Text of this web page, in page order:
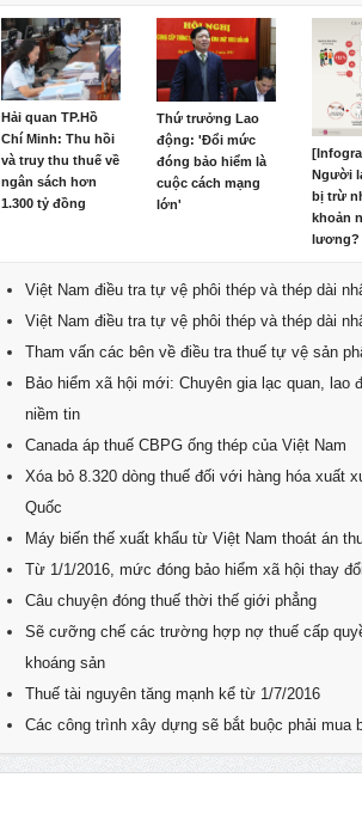
Hải quan TP.Hồ
Chí Minh: Thu hồi
và truy thu thuế về
ngân sách hơn
1.300 tỷ đồng
Thứ trưởng Lao
động: 'Đổi mức
đóng bảo hiểm là
cuộc cách mạng
lớn'
Người
bị trừ
khoản
lương?
Việt Nam điều tra tự vệ phôi thép và thép dài
Việt Nam điều tra tự vệ phôi thép và thép dài
Tham vấn các bên về điều tra thuế tự vệ sản
Bảo hiểm xã hội mới: Chuyên gia lạc quan, lao
niềm tin
Canada áp thuế CBPG ống thép của Việt Nam
Xóa bỏ 8.320 dòng thuế đối với hàng hóa xuất
Quốc
​Máy biến thế xuất khẩu từ Việt Nam thoát án
Từ 1/1/2016, mức đóng bảo hiểm xã hội thay
Câu chuyện đóng thuế thời thế giới phẳng
Sẽ cưỡng chế các trường hợp nợ thuế cấp
khoáng sản
Thuế tài nguyên tăng mạnh kể từ 1/7/2016
Các công trình xây dựng sẽ bắt buộc phải mua